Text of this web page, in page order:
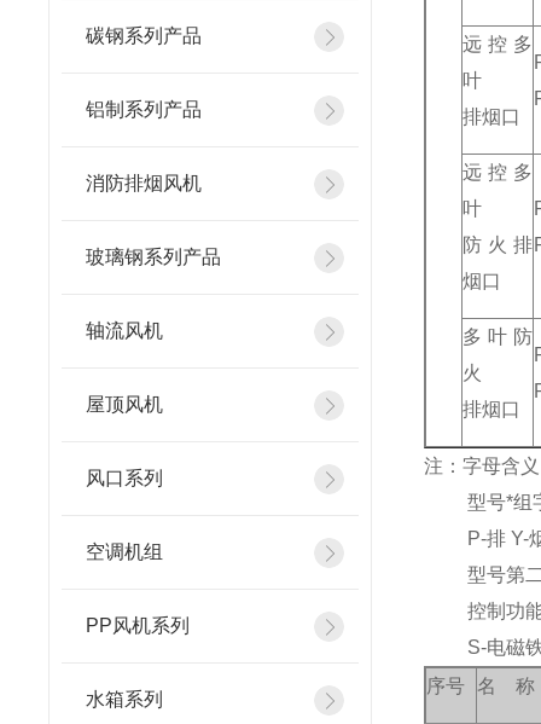
碳钢系列产品
铝制系列产品
消防排烟风机
玻璃钢系列产品
轴流风机
屋顶风机
风口系列
空调机组
PP风机系列
水箱系列
远控多
叶
排烟口
远控多
叶
防火排
烟口
多叶防
火
排烟口
注：字母含
型号*组字
P-排 Y-烟
型号第二组
控制功能
S-电磁铁动
序号
名 称